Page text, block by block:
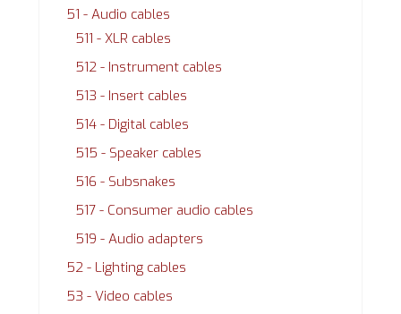
51 - Audio cables
511 - XLR cables
512 - Instrument cables
513 - Insert cables
514 - Digital cables
515 - Speaker cables
516 - Subsnakes
517 - Consumer audio cables
519 - Audio adapters
52 - Lighting cables
53 - Video cables